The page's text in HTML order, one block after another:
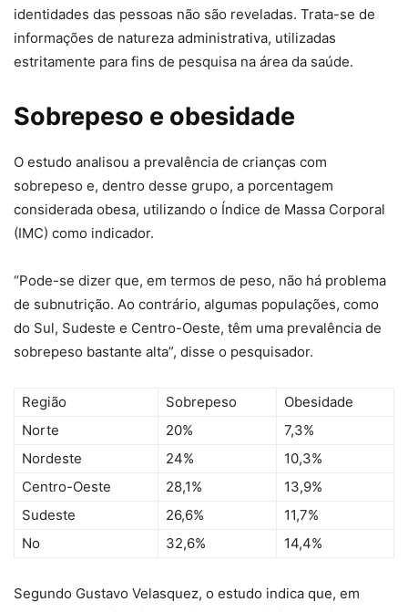
identidades das pessoas não são reveladas. Trata-se de
informações de natureza administrativa, utilizadas
estritamente para fins de pesquisa na área da saúde.
Sobrepeso e obesidade
O estudo analisou a prevalência de crianças com
sobrepeso e, dentro desse grupo, a porcentagem
considerada obesa, utilizando o Índice de Massa Corporal
(IMC) como indicador.
“Pode-se dizer que, em termos de peso, não há problema
de subnutrição. Ao contrário, algumas populações, como
do Sul, Sudeste e Centro-Oeste, têm uma prevalência de
sobrepeso bastante alta”, disse o pesquisador.
Região Sobrepeso
Obesidade
Norte
20%
7,3%
Nordeste
24%
10,3%
Centro-Oeste
28,1%
13,9%
Sudeste
26,6%
11,7%
No
32,6% 14,4%
Segundo Gustavo Velasquez, o estudo indica que, em